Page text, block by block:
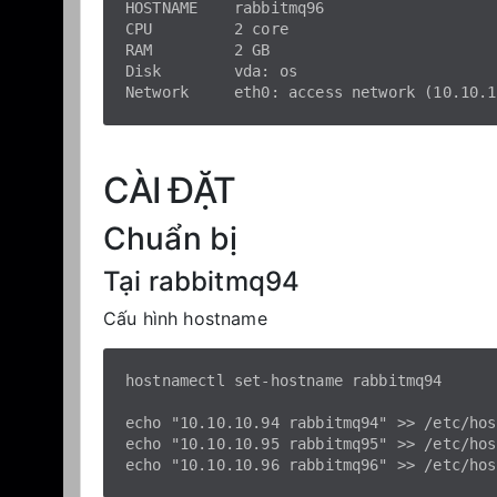
HOSTNAME    rabbitmq96
CPU         2 core
RAM         2 GB
Disk        vda: os
CÀI ĐẶT
Chuẩn bị
Tại rabbitmq94
Cấu hình hostname
hostnamectl set-hostname rabbitmq94
echo "10.10.10.94 rabbitmq94" >> /etc/
echo "10.10.10.95 rabbitmq95" >> /etc/